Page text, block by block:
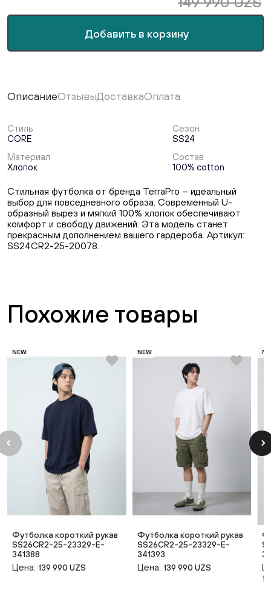
Добавить в корзину
ОписаниеОтзывыДоставкаОплата
Стиль
CORE
Сезон
SS24
Материал
Хлопок
Состав
100% cotton
Стильная футболка от бренда TerraPro – идеальный
выбор для повседневного образа. Современный U-
образный вырез и мягкий 100% хлопок обеспечивают
комфорт и свободу движений. Эта модель станет
прекрасным дополнением вашего гардероба. Артикул:
SS24CR2-25-20078.
Похожие товары
NEW
Футболка короткий рукав
SS26CR2-25-23329-E-
341388
Цена: 139 990 UZS
NEW
Футболка короткий рукав
SS26CR2-25-23329-E-
341393
Цена: 139 990 UZS